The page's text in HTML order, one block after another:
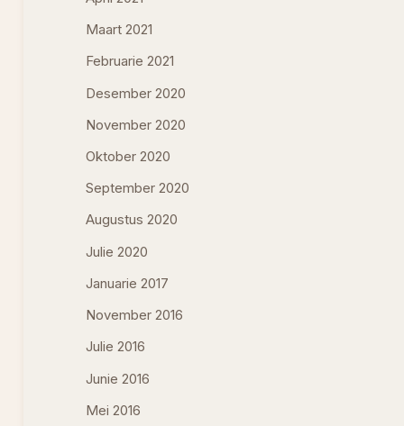
Maart 2021
Februarie 2021
Desember 2020
November 2020
Oktober 2020
September 2020
Augustus 2020
Julie 2020
Januarie 2017
November 2016
Julie 2016
Junie 2016
Mei 2016